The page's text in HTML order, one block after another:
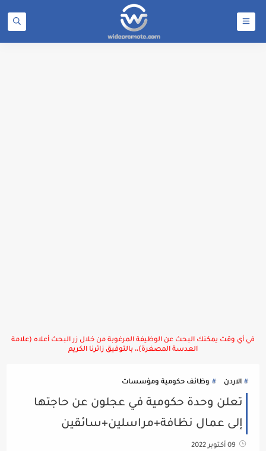
في أي وقت يمكنك البحث عن الوظيفة المرغوبة من خلال زر البحث أعلاه (علامة
العدسة المصغرة)،، بالتوفيق زائرنا الكريم
الاردن وظائف حكومية ومؤسسات
تعلن وحدة حكومية في عجلون عن حاجتها
إلى عمال نظافة+مراسلين+سائقين
09 أكتوبر 2022